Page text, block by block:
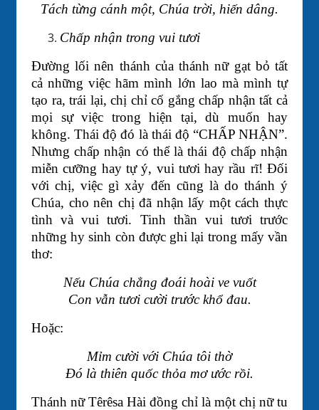
Tách từng cánh một, Chúa trời, hiến dâng.
Chấp nhận trong vui tươi
Đường lối nên thánh của thánh nữ gạt bỏ tất
cả những việc hãm mình lớn lao mà mình tự
tạo ra, trái lại, chị chỉ cố gắng chấp nhận tất cả
mọi sự việc trong hiện tại, dù muốn hay
không. Thái độ đó là thái độ “CHẤP NHẬN”.
Nhưng chấp nhận có thể là thái độ chấp nhận
miễn cưỡng hay tự ý, vui tươi hay rầu rĩ! Đối
với chị, việc gì xảy đến cũng là do thánh ý
Chúa, cho nên chị đã nhận lấy một cách thực
tình và vui tươi. Tinh thần vui tươi trước
những hy sinh còn được ghi lại trong mấy vần
thơ:
Nếu Chúa chẳng đoái hoài ve vuốt
Con vẫn tươi cười trước khổ đau.
Hoặc:
Mỉm cười với Chúa tôi thờ
Đó là thiên quốc thỏa mơ ước rồi.
Thánh nữ Têrêsa Hài đồng chỉ là một chị nữ tu